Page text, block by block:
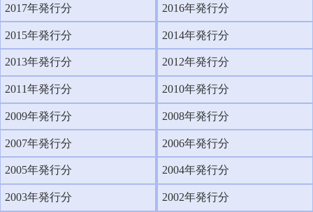
2017年発行分 2016年発行分
2015年発行分 2014年発行分
2013年発行分 2012年発行分
2011年発行分 2010年発行分
2009年発行分 2008年発行分
2007年発行分 2006年発行分
2005年発行分 2004年発行分
2003年発行分 2002年発行分